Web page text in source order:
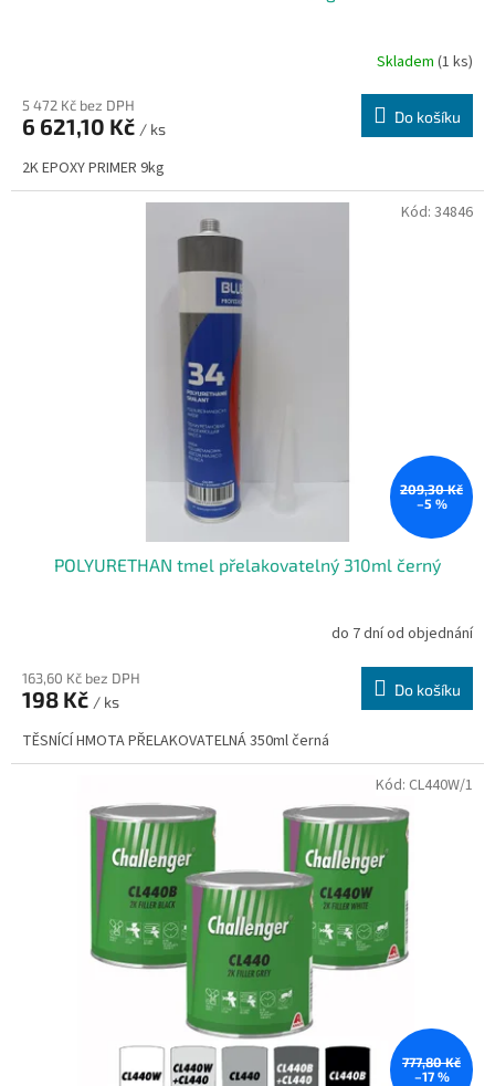
Skladem (1 ks)
5 472 Kč bez DPH
6 621,10 Kč / ks
Do košíku
2K EPOXY PRIMER 9kg
209,30 Kč
–5 %
POLYURETHAN tmel přelakovatelný 310ml černý
do 7 dní od objednání
163,60 Kč bez DPH
198 Kč / ks
Do košíku
TĚSNÍCÍ HMOTA PŘELAKOVATELNÁ 350ml černá
Kód: 34846
777,80 Kč
–17 %
Kód: CL440W/1